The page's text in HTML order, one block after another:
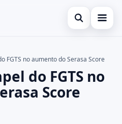
Abrir busca
×
ou ESC para fechar.
FGTS no aumento do Serasa Score
do FGTS no
Score